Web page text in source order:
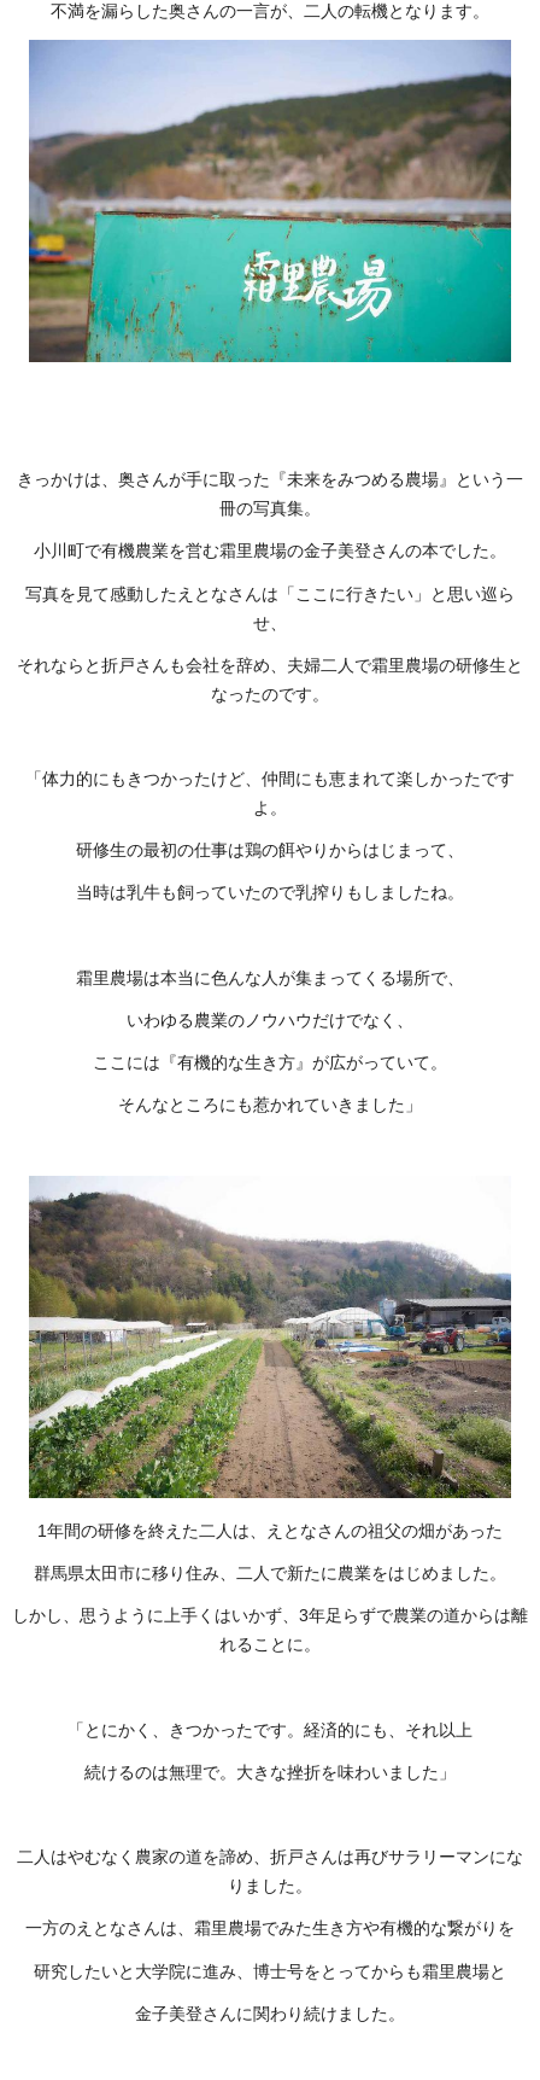
不満を漏らした奥さんの一言が、二人の転機となります。
きっかけは、奥さんが手に取った『未来をみつめる農場』という一
冊の写真集。
小川町で有機農業を営む霜里農場の金子美登さんの本でした。
写真を見て感動したえとなさんは「ここに行きたい」と思い巡ら
せ、
それならと折戸さんも会社を辞め、夫婦二人で霜里農場の研修生と
なったのです。
「体力的にもきつかったけど、仲間にも恵まれて楽しかったです
よ。
研修生の最初の仕事は鶏の餌やりからはじまって、
当時は乳牛も飼っていたので乳搾りもしましたね。
霜里農場は本当に色んな人が集まってくる場所で、
いわゆる農業のノウハウだけでなく、
ここには『有機的な生き方』が広がっていて。
そんなところにも惹かれていきました」
1年間の研修を終えた二人は、えとなさんの祖父の畑があった
群馬県太田市に移り住み、二人で新たに農業をはじめました。
しかし、思うように上手くはいかず、3年足らずで農業の道からは離
れることに。
「とにかく、きつかったです。経済的にも、それ以上
続けるのは無理で。大きな挫折を味わいました」
二人はやむなく農家の道を諦め、折戸さんは再びサラリーマンにな
りました。
一方のえとなさんは、霜里農場でみた生き方や有機的な繋がりを
研究したいと大学院に進み、博士号をとってからも霜里農場と
金子美登さんに関わり続けました。